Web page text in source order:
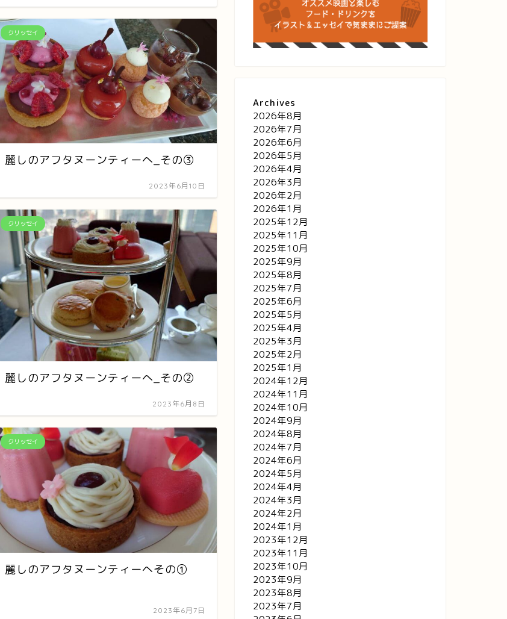
クリッセイ
麗しのアフタヌーンティーへ_その③
2023年6月10日
クリッセイ
麗しのアフタヌーンティーへ_その②
2023年6月8日
クリッセイ
麗しのアフタヌーンティーへその①
2023年6月7日
Archives
2026年8月
2026年7月
2026年6月
2026年5月
2026年4月
2026年3月
2026年2月
2026年1月
2025年12月
2025年11月
2025年10月
2025年9月
2025年8月
2025年7月
2025年6月
2025年5月
2025年4月
2025年3月
2025年2月
2025年1月
2024年12月
2024年11月
2024年10月
2024年9月
2024年8月
2024年7月
2024年6月
2024年5月
2024年4月
2024年3月
2024年2月
2024年1月
2023年12月
2023年11月
2023年10月
2023年9月
2023年8月
2023年7月